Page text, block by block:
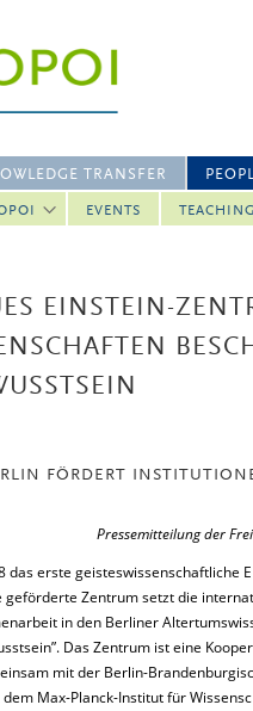
TRANSFER
EVENTS
EINSTEIN-
FÖRDERT
Pressemitteilung der
das erste geisteswissenschaftliche
geförderte Zentrum setzt die
in den Berliner
Das Zentrum ist eine
mit der Berlin-
Max-Planck-Institut für